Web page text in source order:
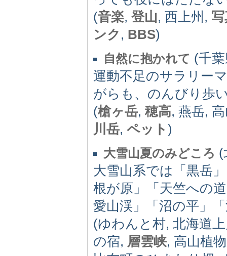
(音楽, 登山, 西上州,
ンク , BBS)
自然に抱かれて (千
運動不足のサラリー
がらも、のんびり歩
(槍ヶ岳, 穂高, 燕岳,
川岳, ペット )
大雪山夏のみどころ (
大雪山系では「黒岳
根が原」「天竺への
愛山渓」「沼の平」
(ゆわんと村, 北海道
の宿, 層雲峡, 高山植